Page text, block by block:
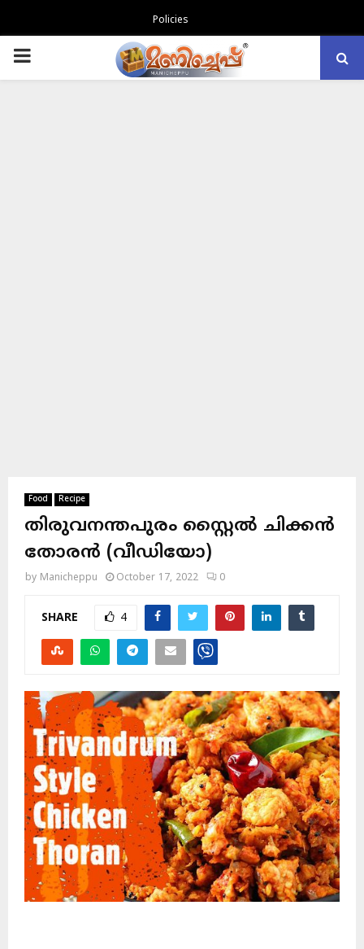
Policies
PRIMARY
Food Recipe
തിരുവനന്തപുരം സ്റ്റൈൽ ചിക്കൻ
തോരൻ (വീഡിയോ)
by Manicheppu October 17, 2022 0
SHARE 4